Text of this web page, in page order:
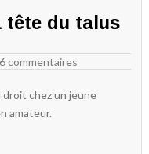
tête du talus
6 commentaires
droit chez un jeune
amateur.